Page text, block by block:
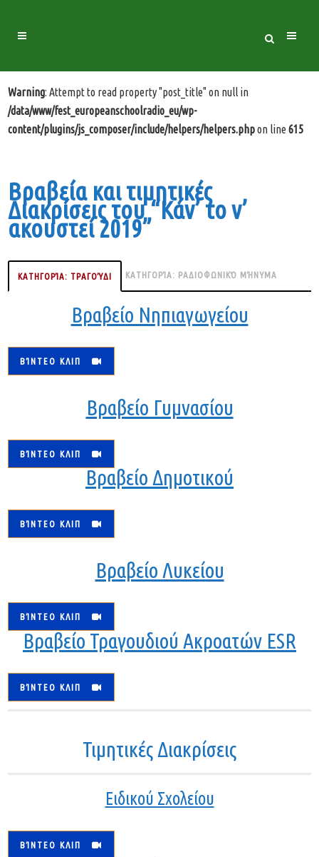
Warning: Attempt to read property "post_title" on null in
/data/www/fest_europeanschoolradio_eu/wp-
content/plugins/js_composer/include/helpers/helpers.phpon line615
Βραβεία και τιμητικές
Διακρίσεις του “Κάν’ το ν’
ακουστεί 2019”
ΚΑΤΗΓΟΡΊΑ: ΤΡΑΓΟΎΔΙ ΚΑΤΗΓΟΡΊΑ: ΡΑΔΙΟΦΩΝΙΚΌ ΜΉΝΥΜΑ
Βραβείο Νηπιαγωγείου
ΒΊΝΤΕΟ ΚΛΙΠ
Βραβείο Γυμνασίου
ΒΊΝΤΕΟ ΚΛΙΠ
Βραβείο Δημοτικού
ΒΊΝΤΕΟ ΚΛΙΠ
Βραβείο Λυκείου
ΒΊΝΤΕΟ ΚΛΙΠ
Βραβείο Τραγουδιού Ακροατών ESR
ΒΊΝΤΕΟ ΚΛΙΠ
Τιμητικές Διακρίσεις
Ειδικού Σχολείου
ΒΊΝΤΕΟ ΚΛΙΠ